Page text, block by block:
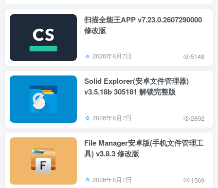
扫描全能王APP v7.23.0.2607290000
修改版
2026年8月7日 5148
Solid Explorer(安卓文件管理器)
v3.5.18b 305181 解锁完整版
2026年8月7日 2892
File Manager安卓版(手机文件管理工
具) v3.8.3 修改版
2026年8月7日 1569